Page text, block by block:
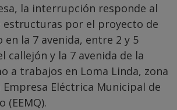
la interrupción responde al
estructuras por el proyecto de
la 7 avenida, entre 2 y 5
callejón y la 7 avenida de la
a trabajos en Loma Linda, zona
Empresa Eléctrica Municipal de
(EEMQ).